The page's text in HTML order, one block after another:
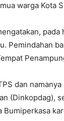
warga Kota
Pemindahan
dan
(Dinkopdag),